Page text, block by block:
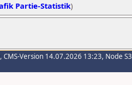
Partie-Statistik)
, CMS-Version 14.07.2026 13:23, Node S3